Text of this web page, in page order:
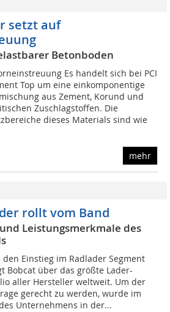
setzt auf
Betonboden
Es handelt sich bei PCI
Top um eine einkomponentige
aus Zement, Korund und
Zuschlagstoffen. Die
dieses Materials sind wie
mehr
rollt vom Band
Leistungsmerkmale des
den Einstieg im Radlader Segment
Bobcat über das größte Lader-
aller Hersteller weltweit. Um der
gerecht zu werden, wurde im
Unternehmens in der...